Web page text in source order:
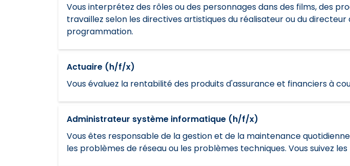
Vous interprétez des rôles ou des personnages dans des films, des
travaillez selon les directives artistiques du réalisateur ou du
programmation.
Actuaire (h/f/x)
Vous évaluez la rentabilité des produits d'assurance et financiers à
Administrateur système informatique (h/f/x)
Vous êtes responsable de la gestion et de la maintenance
les problèmes de réseau ou les problèmes techniques. Vous suivez